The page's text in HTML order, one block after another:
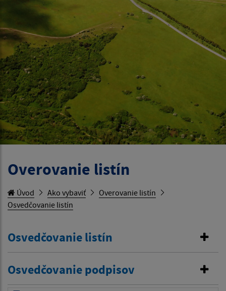
Overovanie listín
Úvod Ako vybaviť
Overovanie listín
Osvedčovanie listín
Osvedčovanie listín
Osvedčovanie podpisov